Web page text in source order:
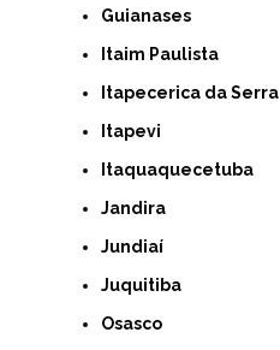
Guianases
Itaim Paulista
Itapecerica da Serra
Itapevi
Itaquaquecetuba
Jandira
Jundiaí
Juquitiba
Osasco